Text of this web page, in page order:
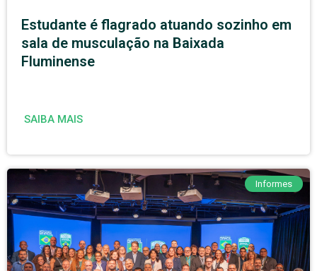
Estudante é flagrado atuando sozinho em
sala de musculação na Baixada
Fluminense
SAIBA MAIS
Informes